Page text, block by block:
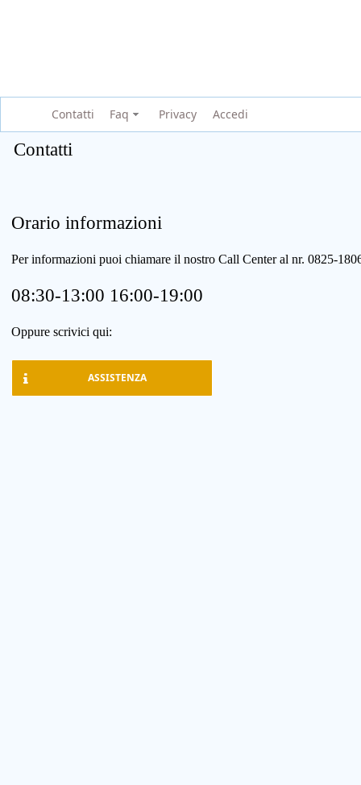
Contatti Faq Privacy Accedi
Contatti
Orario informazioni
Per informazioni puoi chiamare il nostro Call Center al nr. 0825-
08:30-13:00 16:00-19:00
Oppure scrivici qui:
ASSISTENZA